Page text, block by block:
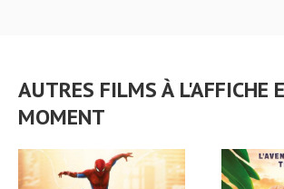
AUTRES FILMS À L'AFFICHE
MOMENT